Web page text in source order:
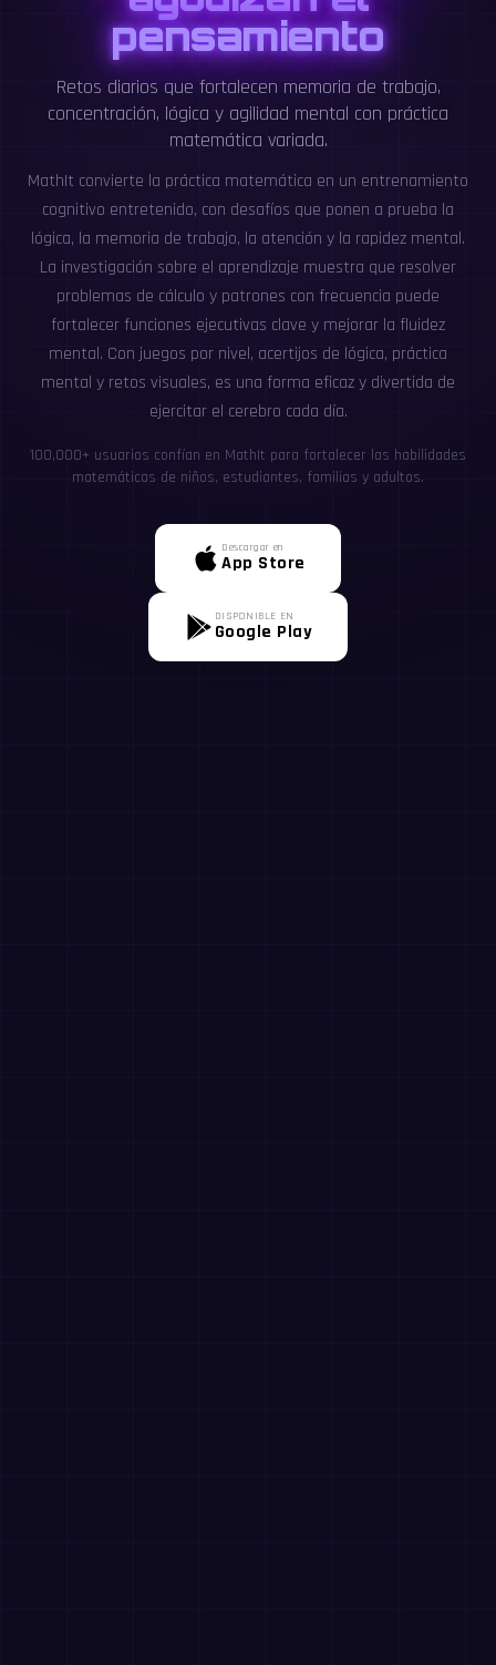
pensamiento
Retos diarios que fortalecen memoria de trabajo,
concentración, lógica y agilidad mental con práctica
matemática variada.
MathIt convierte la práctica matemática en un entrenamiento
cognitivo entretenido, con desafíos que ponen a prueba la
lógica, la memoria de trabajo, la atención y la rapidez mental.
La investigación sobre el aprendizaje muestra que resolver
problemas de cálculo y patrones con frecuencia puede
fortalecer funciones ejecutivas clave y mejorar la fluidez
mental. Con juegos por nivel, acertijos de lógica, práctica
mental y retos visuales, es una forma eficaz y divertida de
ejercitar el cerebro cada día.
100,000+ usuarios confían en MathIt para fortalecer las habilidades
matemáticas de niños, estudiantes, familias y adultos.
Descargar en
App Store
DISPONIBLE EN
Google Play